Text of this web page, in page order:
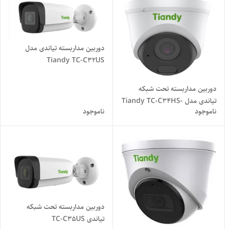
دوربین مداربسته تحت شبکه
تیاندی مدل Tiandy TC-C34HS-
Spec-I3-E-Y-C-SD-2.8mm-
V4.0
ناموجود
دوربین مداربسته تیاندی مدل
Tiandy TC-C32US
ناموجود
دوربین مداربسته تحت شبکه
تیاندی TC-C35US